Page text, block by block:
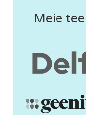
Meie